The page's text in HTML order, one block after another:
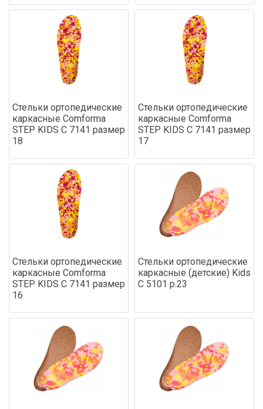
Стельки ортопедические
каркасные Comforma
STEP KIDS С 7141 размер
18
Стельки ортопедические
каркасные Comforma
STEP KIDS С 7141 размер
17
Стельки ортопедические
каркасные Comforma
STEP KIDS С 7141 размер
16
Стельки ортопедические
каркасные (детские) Kids
С 5101 р.23